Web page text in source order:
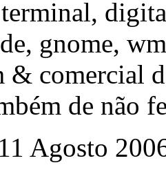
gnome,
& comercial
de não
Agosto